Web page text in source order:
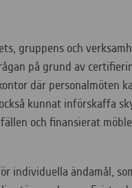
gruppens och
på grund av
där personalmöten
kunnat införskaffa
och finansierat
individuella ändamål,